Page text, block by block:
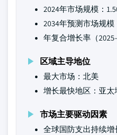
2024年市场规模：
2034年预测市场规模
年复合增长率（
区域主导地位
最大市场：北美
增长最快地区：亚太
市场主要驱动因素
全球国防支出持续增